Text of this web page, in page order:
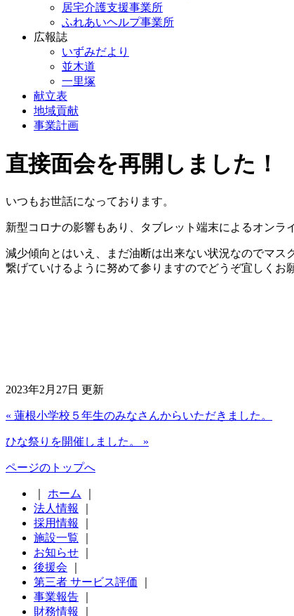
居宅介護支援事業所
ふれあいヘルプ事業所
広報誌
いずみだより
並木道
一里塚
献立表
地域貢献
事業計画
直接面会を再開しました！
いつもお世話になっております。
新型コロナの影響もあり、タブレット端末によるオンラ
減少傾向とはいえ、まだ油断は出来ない状況なのでマ
繋げていけるように努めて参りますのでどうぞ宜しくお
2023年2月27日 更新
« 蓮根小学校５年生のみなさんからいただきました。
ひな祭りを開催しました。 »
ページのトップへ
ホーム
法人情報
採用情報
施設一覧
お知らせ
後援会
第三者 サービス評価
事業報告
財務情報